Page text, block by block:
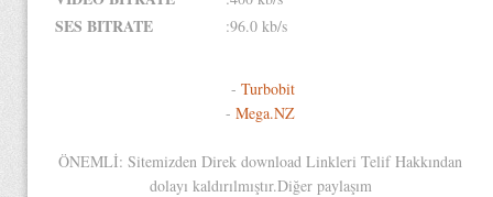
SES BITRATE :96.0 kb/s
- Turbobit
- Mega.NZ
ÖNEMLİ: Sitemizden Direk download Linkleri Telif Hakkından
dolayı kaldırılmıştır.Diğer paylaşım